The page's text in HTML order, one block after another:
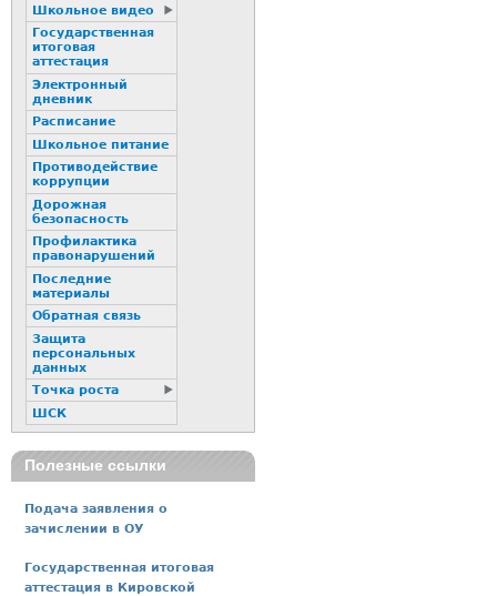
Школьное видео
Государственная
итоговая
аттестация
Электронный
дневник
Расписание
Школьное питание
Пpотиводействие
коppупции
Дорожная
безопасность
Профилактика
пpaвонаpушений
Последние
материалы
Обратная связь
Защита
персональных
данных
Точка роста
ШСК
Полезные ссылки
Подача заявления о
зачислении в ОУ
Государственная итоговая
аттестация в Кировской